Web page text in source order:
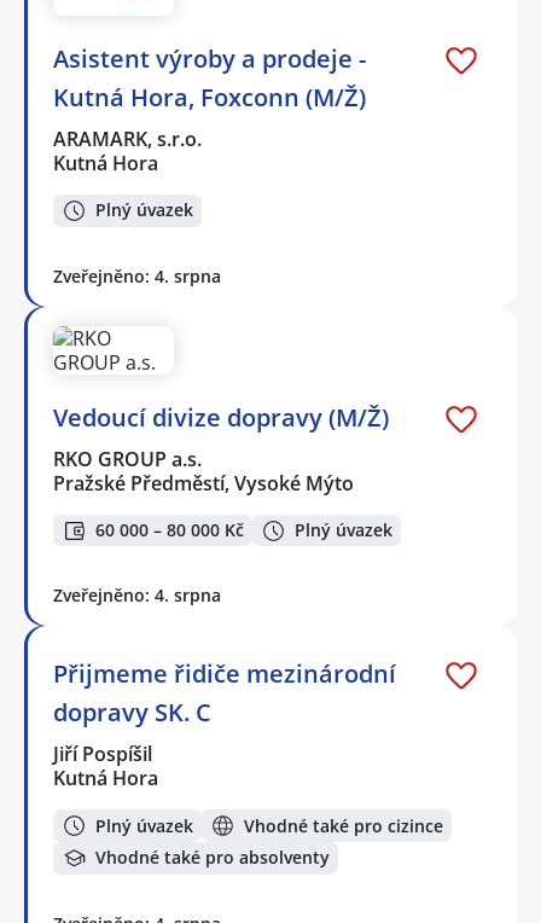
Asistent výroby a prodeje -
Kutná Hora, Foxconn (M/Ž)
ARAMARK, s.r.o.
Kutná Hora
Plný úvazek
Zveřejněno: 4. srpna
Vedoucí divize dopravy (M/Ž)
RKO GROUP a.s.
Pražské Předměstí, Vysoké Mýto
60 000 – 80 000 Kč Plný úvazek
Zveřejněno: 4. srpna
Přijmeme řidiče mezinárodní
dopravy SK. C
Jiří Pospíšil
Kutná Hora
Plný úvazek
Vhodné také pro cizince
Vhodné také pro absolventy